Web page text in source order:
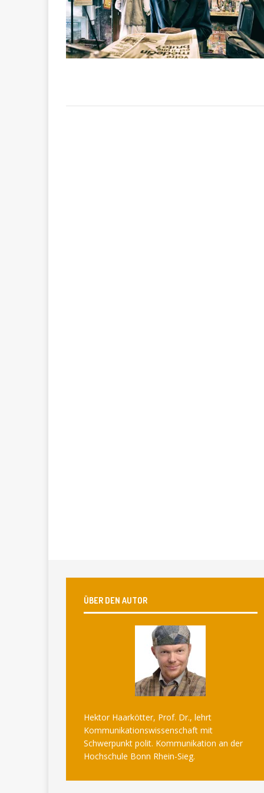
ÜBER DEN AUTOR
Hektor Haarkötter, Prof. Dr., lehrt
Kommunikationswissenschaft mit
Schwerpunkt polit. Kommunikation an der
Hochschule Bonn Rhein-Sieg.